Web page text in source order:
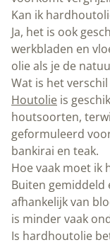
Kan ik
Ja, het is ook
werkbladen en
olie als je de
Wat is het
Houtolie is
houtsoorten,
geformuleerd
bankirai en teak.
Hoe vaak moet ik
Buiten gemiddeld
afhankelijk van
is minder vaak
Is hardhoutolie